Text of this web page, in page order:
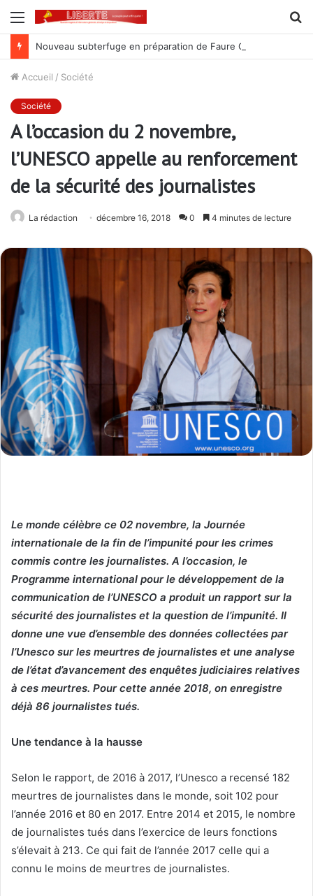
Menu
Accueil / Société
Société
A l’occasion du 2 novembre,
l’UNESCO appelle au renforcement
de la sécurité des journalistes
La rédaction décembre 16, 2018 0 4 minutes de lecture
Le monde célèbre ce 02 novembre, la Journée
internationale de la fin de l’impunité pour les crimes
commis contre les journalistes. A l’occasion, le
Programme international pour le développement de la
communication de l’UNESCO a produit un rapport sur la
sécurité des journalistes et la question de l’impunité. Il
donne une vue d’ensemble des données collectées par
l’Unesco sur les meurtres de journalistes et une analyse
de l’état d’avancement des enquêtes judiciaires relatives
à ces meurtres. Pour cette année 2018, on enregistre
déjà 86 journalistes tués.
Une tendance à la hausse
Selon le rapport, de 2016 à 2017, l’Unesco a recensé 182
meurtres de journalistes dans le monde, soit 102 pour
l’année 2016 et 80 en 2017. Entre 2014 et 2015, le nombre
de journalistes tués dans l’exercice de leurs fonctions
s’élevait à 213. Ce qui fait de l’année 2017 celle qui a
connu le moins de meurtres de journalistes.